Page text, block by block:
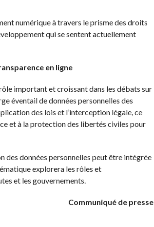
numérique à travers le prisme des droits
qui se sentent actuellement
en ligne
important et croissant dans les débats sur
éventail de données personnelles des
des lois et l’interception légale, ce
et à la protection des libertés civiles pour
des données personnelles peut être intégrée
explorera les rôles et
et les gouvernements.
Communiqué de presse